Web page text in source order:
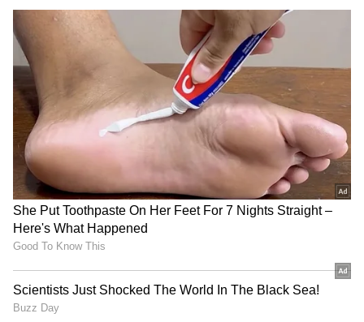
ಹವರ್‌ನಲ್ಲಿ 7 ನಿಮಿಷಕ್ಕೊಂದು ಯೆಲ್ಲೋ ಟ್ರೈನ್
4
Image Credit :Social Media
23 ವರ್ಷದ ಸಾಫ್ಟ್‌ವೇರ್ ಉದ್ಯೋಗಿಯ ಸಾವು
ಸಣ್ಣ ಮಳೆಗೂ ಈ ಅಂಡರ್‌ಪಾಸ್‌ನಲ್ಲಿ ನೀರು ನಿಲ್ಲುತ್ತದೆ.
ಪರಿಣಾಮ ವಿಧಾನಸೌಧ ಕಡೆಯಿಂದ ನೃಪತುಂಗ ರಸ್ತೆಯ ಕಡೆ